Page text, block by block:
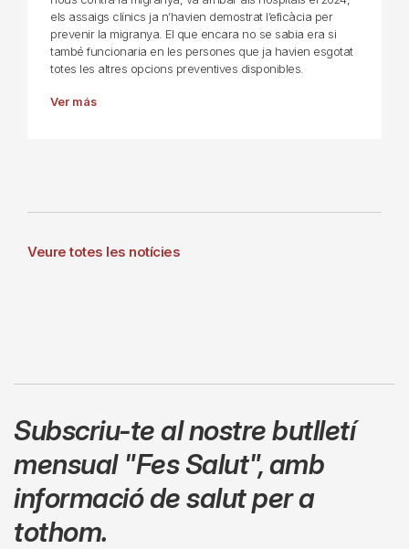
els assaigs clínics ja n’havien demostrat l’eficàcia per
prevenir la migranya. El que encara no se sabia era si
també funcionaria en les persones que ja havien esgotat
totes les altres opcions preventives disponibles.
Ver más
Veure totes les notícies
Subscriu-te al nostre butlletí
mensual "Fes Salut",amb
informació de salut per a
tothom.